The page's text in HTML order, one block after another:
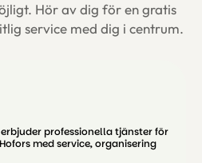
Hör av dig för en gratis
service med dig i centrum.
professionella tjänster för
med service, organisering